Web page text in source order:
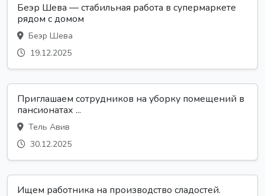
Беэр Шева — стабильная работа в супермаркете
рядом с домом
Беэр Шева
19.12.2025
Приглашаем сотрудников на уборку помещений в
пансионатах ...
Тель Авив
30.12.2025
Ищем работника на производство сладостей.